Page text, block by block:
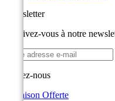
Newsletter
Inscrivez-vous à notre
Suivez-nous
Livraison Offerte